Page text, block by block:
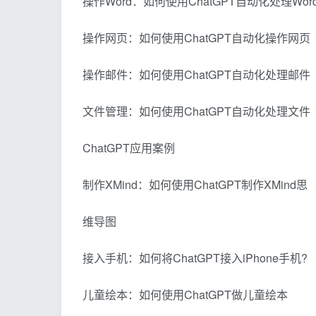
操作网页：如何使用ChatGPT自动化操作网页
操作邮件：如何使用ChatGPT自动化处理邮件
文件管理：如何使用ChatGPT自动化处理文件
ChatGPT应用案例
制作XMind：如何使用ChatGPT制作XMind思
维导图
接入手机：如何将ChatGPT接入iPhone手机?
儿童绘本：如何使用ChatGPT做儿童绘本